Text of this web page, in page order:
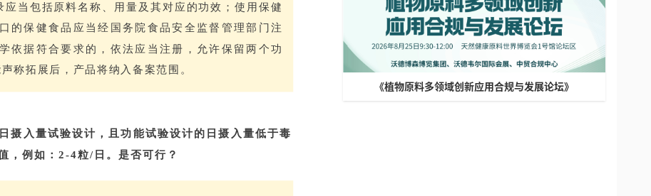
当包括原料名称、用量及其对应的功效；使用保健
的保健食品应当经国务院食品安全监督管理部门注
依据符合要求的，依法应当注册，允许保留两个功
称拓展后，产品将纳入备案范围。
摄入量试验设计，且功能试验设计的日摄入量低于毒
，例如：2-4粒/日。是否可行？
《植物原料多领域创新应用合规与发展论坛》